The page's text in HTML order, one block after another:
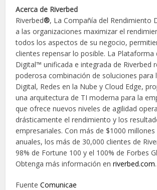
Acerca de Riverbed
Riverbed®, La Compañía del Rendimiento
a las organizaciones maximizar el
todos los aspectos de su negocio,
clientes repensar lo posible. La Plataforma
Digital™ unificada e integrada de Riverbed
poderosa combinación de soluciones para
Digital, Redes en la Nube y Cloud Edge,
una arquitectura de TI moderna para la
que ofrece nuevos niveles de agilidad
drásticamente el rendimiento y los
empresariales. Con más de $1000
anuales, los más de 30,000 clientes de
98% de Fortune 100 y el 100% de Forbes
Obtenga más información enriverbed.com.
FuenteComunicae